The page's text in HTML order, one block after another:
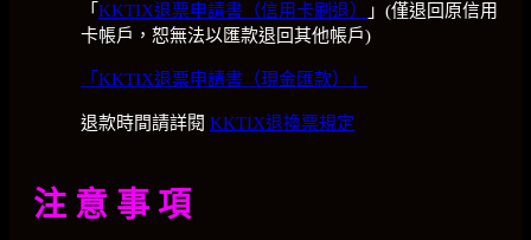
「 KKTIX退票申請書（信用卡刷退）
」(僅退回原信用
卡帳戶，恕無法以匯款退回其他帳戶)
「KKTIX退票申請書（現金匯款）」
退款時間請詳閱 KKTIX退換票規定
注 意 事 項